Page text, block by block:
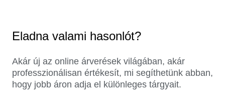
Eladna valami hasonlót?
Akár új az online árverések világában, akár
professzionálisan értékesít, mi segíthetünk abban,
hogy jobb áron adja el különleges tárgyait.